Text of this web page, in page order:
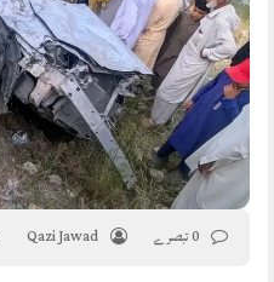
Qazi Jawad